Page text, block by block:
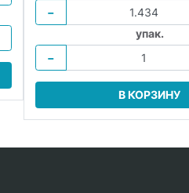
−
упак.
−
В КОРЗИНУ